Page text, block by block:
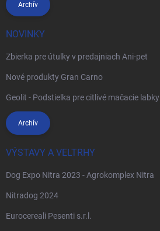
Archív
NOVINKY
Zbierka pre útulky v predajniach Ani-pet
Nové produkty Gran Carno
Geolit - Podstielka pre citlivé mačacie labky
Archív
VÝSTAVY A VELTRHY
Dog Expo Nitra 2023 - Agrokomplex Nitra
Nitradog 2024
Eurocereali Pesenti s.r.l.